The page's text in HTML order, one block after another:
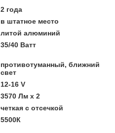
2 года
в штатное место
литой алюминий
35/40 Ватт
противотуманный, ближний
свет
12-16 V
3570 Лм x 2
четкая с отсечкой
5500К